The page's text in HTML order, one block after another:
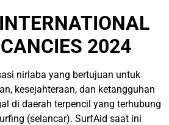
2024
nirlaba yang bertujuan untuk
kesejahteraan, dan ketangguhan
di daerah terpencil yang terhubung
(selancar). SurfAid saat ini